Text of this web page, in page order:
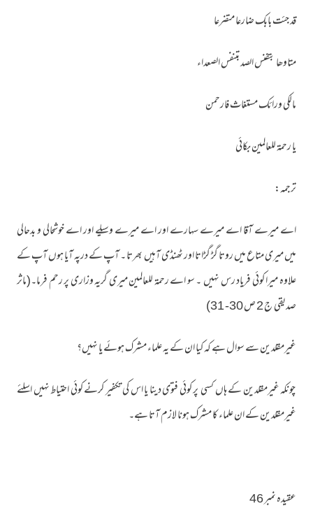
قد جئت بابک ضارعا متضرعا
متاوھا بتفنس الصد بتنفس الصعداء
مالکی ورائک مستغاث فارحمن
یا رحمۃ للعالمین بکائی
ترجمہ:
اے میرے آقا اے میرے سہارے اور اے میرے وسیلے اور اے خوشحالی و بدحالی
میں میری متاع میں روتا گڑ گڑاتا اور ٹھنڈی آہیں بھرتا ۔ آپ کے درپہ آیا ہوں آپ کے
علاوہ میرا کوئی فریاد رس نہیں ۔ سو اے رحمۃ للعالمین میری گریہ وزاری پر رحم فرما۔(ماثر
صدیقی ج 2 ص 30- 31)
غیرمقلدین سے سوال ہے کہ کیا ان کے یہ علماء مشرک ہوئے یا نہیں؟
چونکہ غیرمقلدین کے ہاں کسی پر کوئی فتوی دینا یا اس کی تکفیر کرنے کوئی احتیاط نہیں اسلئے
غیرمقلدین کے ان علماء کا مشرک ہونا لازم آتا ہے۔
عقیدہ نمبر 46